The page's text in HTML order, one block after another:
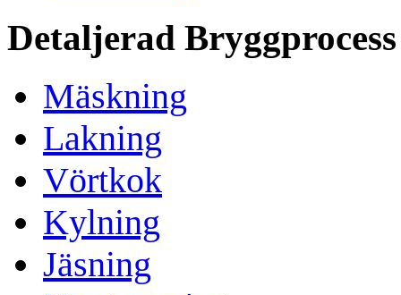
Detaljerad Bryggprocess
Mäskning
Lakning
Vörtkok
Kylning
Jäsning